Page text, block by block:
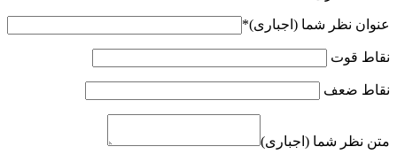
عنوان نظر شما (اجباری)*
نقاط قوت
نقاط ضعف
متن نظر شما (اجباری)